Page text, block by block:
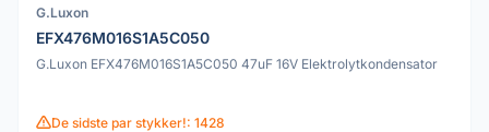
G.Luxon
EFX476M016S1A5C050
G.Luxon EFX476M016S1A5C050 47uF 16V Elektrolytkondensator
De sidste par stykker!: 1428